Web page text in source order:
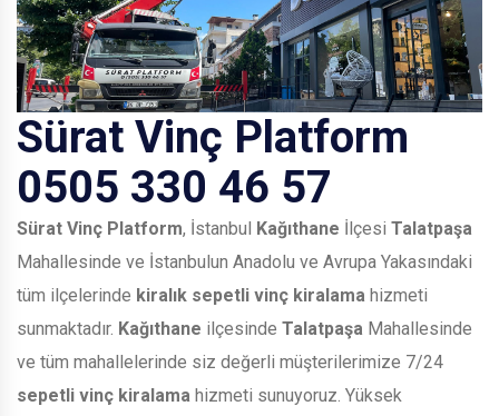
Sürat Vinç Platform
0505 330 46 57
Sürat Vinç Platform, İstanbul Kağıthane İlçesi Talatpaşa
Mahallesinde ve İstanbulun Anadolu ve Avrupa Yakasındaki
tüm ilçelerinde kiralık sepetli vinç kiralama hizmeti
sunmaktadır. Kağıthane ilçesinde Talatpaşa Mahallesinde
ve tüm mahallelerinde siz değerli müşterilerimize 7/24
sepetli vinç kiralama hizmeti sunuyoruz. Yüksek